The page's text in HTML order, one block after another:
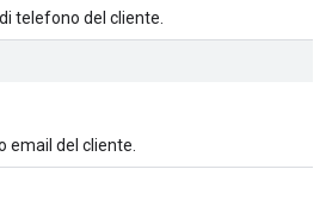
telefono del cliente.
email del cliente.